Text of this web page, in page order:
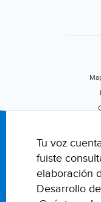
Tu voz
fuiste
elaboración
Desarrollo